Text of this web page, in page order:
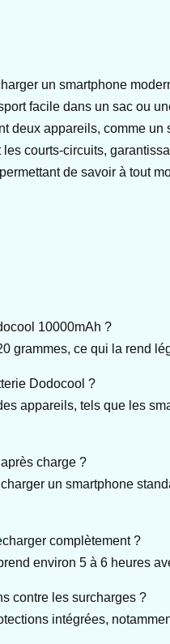
un smartphone
facile dans un sac ou
deux appareils, comme un
courts-circuits,
de savoir à tout
10000mAh ?
grammes, ce qui la rend
Dodocool ?
appareils, tels que les
charge ?
un smartphone
complètement ?
environ 5 à 6 heures
contre les surcharges ?
intégrées,